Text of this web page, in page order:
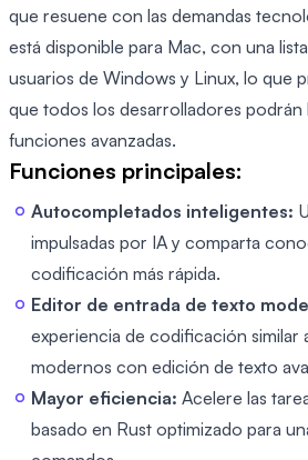
que resuene con las demandas
está disponible para Mac, con una
usuarios de Windows y Linux, lo que
que todos los desarrolladores podrán
funciones avanzadas.
Funciones principales:
Autocompletados inteligentes:
impulsadas por IA y comparta
codificación más rápida.
Editor de entrada de texto
experiencia de codificación similar
modernos con edición de texto
Mayor eficiencia: Acelere las
basado en Rust optimizado para